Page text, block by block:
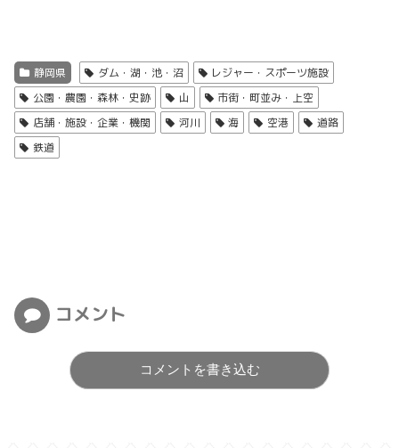
静岡県 ダム・湖・池・沼
レジャー・スポーツ施設
公園・農園・森林・史跡
山
市街・町並み・上空
店舗・施設・企業・機関
河川 海 空港
道路
鉄道
コメント
コメントを書き込む